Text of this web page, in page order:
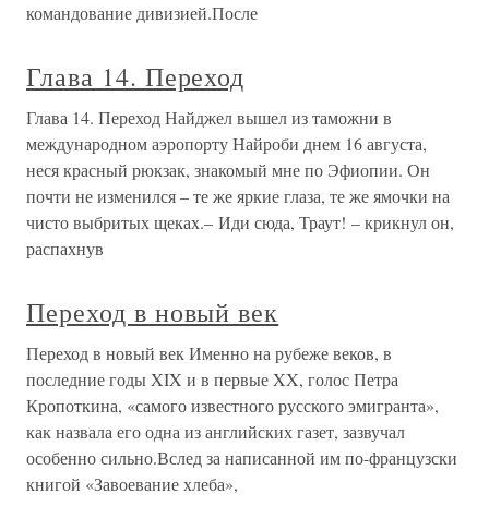
командование дивизией.После
Глава 14. Переход
Глава 14. Переход Найджел вышел из таможни в
международном аэропорту Найроби днем 16 августа,
неся красный рюкзак, знакомый мне по Эфиопии. Он
почти не изменился – те же яркие глаза, те же ямочки на
чисто выбритых щеках.– Иди сюда, Траут! – крикнул он,
распахнув
Переход в новый век
Переход в новый век Именно на рубеже веков, в
последние годы XIX и в первые XX, голос Петра
Кропоткина, «самого известного русского эмигранта»,
как назвала его одна из английских газет, зазвучал
особенно сильно.Вслед за написанной им по-французски
книгой «Завоевание хлеба»,